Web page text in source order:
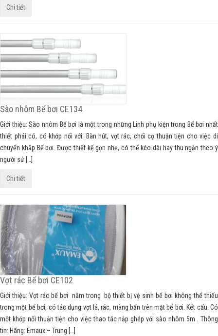
Chi tiết
Sào nhôm Bể bơi CE134
Giới thiệu: Sào nhôm Bể bơi là một trong những Linh phụ kiện trong Bể bơi nhất
thiết phải có, có khớp nối với: Bàn hút, vợt rác, chổi cọ thuận tiện cho việc di
chuyển khắp Bể bơi. Được thiết kế gọn nhẹ, có thể kéo dài hay thu ngắn theo ý
người sử […]
Chi tiết
Vợt rác Bể bơi CE102
Giới thiệu: Vợt rác bể bơi nằm trong bộ thiết bị vệ sinh bể bơi không thể thiếu
trong một bể bơi, có tác dụng vợt lá, rác, màng bẩn trên mặt bể bơi. Kết cấu: Có
một khớp nối thuận tiện cho việc thao tác nắp ghép với sào nhôm 5m . Thông
tin: Hãng: Emaux – Trung […]